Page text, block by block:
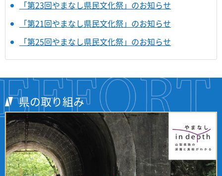
「第23回やまなし県民文化祭」のお知らせ
「第21回やまなし県民文化祭」のお知らせ
「第25回やまなし県民文化祭」のお知らせ
県の取り組み